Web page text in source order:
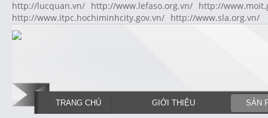
http://lucquan.vn/ http://www.lefaso.org.vn/ http://
http://www.itpc.hochiminhcity.gov.vn/ http://www.sla.org.vn/
TRANG CHỦ GIỚI THIỆU SẢN